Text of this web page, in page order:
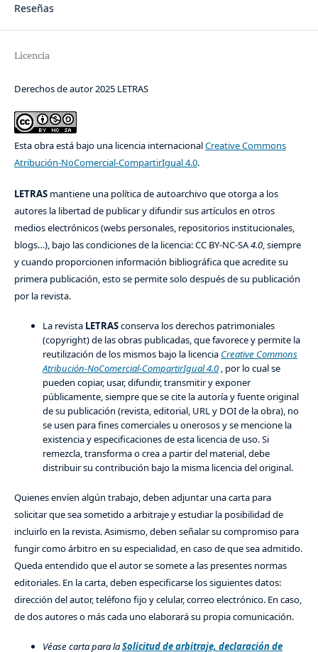
Reseñas
Licencia
Derechos de autor 2025 LETRAS
Esta obra está bajo una licencia internacionalCreative Commons
Atribución-NoComercial-CompartirIgual 4.0.
LETRASmantiene una política de autoarchivo que otorga a los
autores la libertad de publicar y difundir sus artículos en otros
medios electrónicos (webs personales, repositorios institucionales,
blogs…), bajo las condiciones de la licencia: CC BY-NC-SA4.0, siempre
y cuando proporcionen información bibliográfica que acredite su
primera publicación, esto se permite solo después de su publicación
por la revista.
La revista LETRASconserva los derechos patrimoniales
(copyright) de las obras publicadas, que favorece y permite la
reutilización de los mismos bajo la licencia Creative Commons
Atribución-NoComercial-CompartirIgual 4.0, por lo cual se
pueden copiar, usar, difundir, transmitir y exponer
públicamente, siempre que se cite la autoría y fuente original
de su publicación (revista, editorial, URL y DOI de la obra), no
se usen para fines comerciales u onerosos y se mencione la
existencia y especificaciones de esta licencia de uso. Si
remezcla, transforma o crea a partir del material, debe
distribuir su contribución bajo la misma licencia del original.
Quienes envíen algún trabajo, deben adjuntar una carta para
solicitar que sea sometido a arbitraje y estudiar la posibilidad de
incluirlo en la revista. Asimismo, deben señalar su compromiso para
fungir como árbitro en su especialidad, en caso de que sea admitido.
Queda entendido que el autor se somete a las presentes normas
editoriales. En la carta, deben especificarse los siguientes datos:
dirección del autor, teléfono fijo y celular, correo electrónico. En caso,
de dos autores o más cada uno elaborará su propia comunicación.
Véase carta para laSolicitud de arbitraje, declaración de